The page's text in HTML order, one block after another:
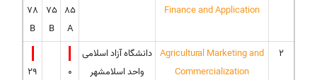
Finance and Application
85
A
75
B
78
B
2
Agricultural Marketing and
Commercialization
دانشگاه آزاد اسلامی
واحد اسلامشهر
0
29